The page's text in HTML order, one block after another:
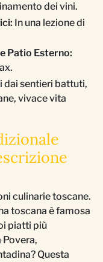
dei vini.
In una lezione di
Patio Esterno:
dai sentieri battuti,
vivace vita
culinarie toscane.
toscana è famosa
piatti più
Questa